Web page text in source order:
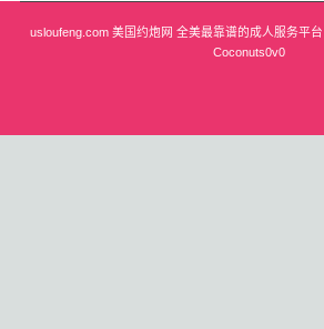
usloufeng.com 美国约炮网 全美最靠谱的成人服务平
Coconuts0v0